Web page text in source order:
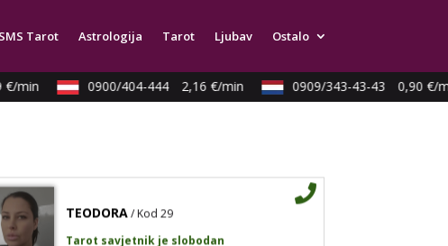
SMS Tarot Astrologija Tarot Ljubav Ostalo
€/min 0900/404-444 2,16 €/min 0909/343-43-43 0,90 €/
anđeoski brojevi, tumačenje snova, rune, kristali,
Broj tel: 064/600-600
TEODORA / Kod 29
Tarot savjetnik je slobodan